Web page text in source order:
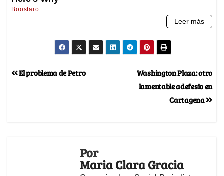
Washington Plaza: otro
lamentable adefesio en
Cartagena
El problema de Petro
Por
Maria Clara Gracia